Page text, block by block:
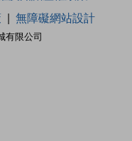
有限公司
無障礙網站設計